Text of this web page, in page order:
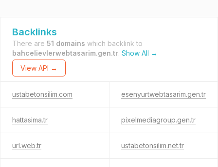
Backlinks
There are 51 domains which backlink to
bahcelievlerwebtasarim.gen.tr. Show All →
View API →
ustabetonsilim.com esenyurtwebtasarim.gen.tr
hattasima.tr pixelmediagroup.gen.tr
url.web.tr ustabetonsilim.net.tr